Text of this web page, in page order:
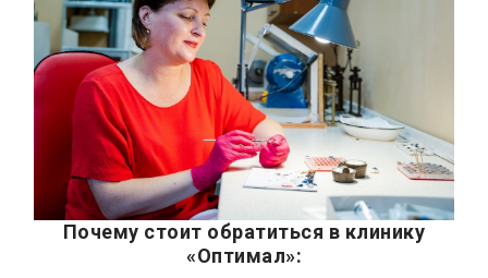
Почему стоит обратиться в клинику
«Оптимал»: